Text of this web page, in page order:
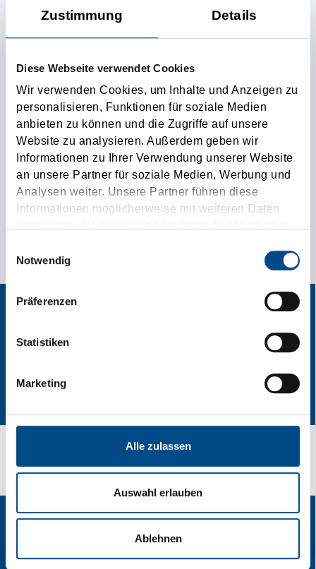
Zustimmung Details
Diese Webseite verwendet Cookies
Wir verwenden Cookies, um Inhalte und Anzeigen zu
personalisieren, Funktionen für soziale Medien
anbieten zu können und die Zugriffe auf unsere
Website zu analysieren. Außerdem geben wir
Informationen zu Ihrer Verwendung unserer Website
an unsere Partner für soziale Medien, Werbung und
Analysen weiter. Unsere Partner führen diese
Informationen möglicherweise mit weiteren Daten
zusammen, die Sie ihnen bereitgestellt haben oder
gesammelt haben.
Notwendig
Präferenzen
Statistiken
Marketing
Alle zulassen
Auswahl erlauben
Ablehnen
Name
SUBMIT
Informatii suplimentare
ANUNȚUL SPECIAL DE CONTACT PENTRU NEVOILE